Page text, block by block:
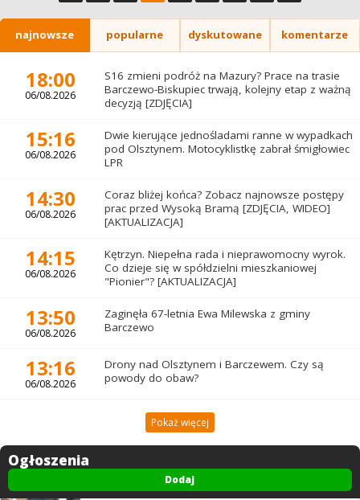
najnowsze popularne dyskutowane komentarze
18:00
06/08.2026
S16 zmieni podróż na Mazury? Prace na trasie
Barczewo-Biskupiec trwają, kolejny etap z ważną
decyzją [ZDJĘCIA]
15:16
06/08.2026
Dwie kierujące jednośladami ranne w wypadkach
pod Olsztynem. Motocyklistkę zabrał śmigłowiec
LPR
14:30
06/08.2026
Coraz bliżej końca? Zobacz najnowsze postępy
prac przed Wysoką Bramą [ZDJĘCIA, WIDEO]
[AKTUALIZACJA]
14:15
06/08.2026
Kętrzyn. Niepełna rada i nieprawomocny wyrok.
Co dzieje się w spółdzielni mieszkaniowej
"Pionier"? [AKTUALIZACJA]
13:50
06/08.2026
Zaginęła 67-letnia Ewa Milewska z gminy
Barczewo
13:16
06/08.2026
Drony nad Olsztynem i Barczewem. Czy są
powody do obaw?
Pokaż więcej
Ogłoszenia
Dodaj